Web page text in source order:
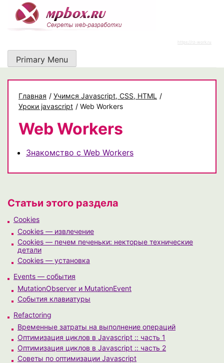
content
https://rz-work.ru
Primary Menu
Главная / Учимся Javascript, CSS, HTML
/
Уроки javascript / Web Workers
Web Workers
Знакомство с Web Workers
Статьи этого раздела
Cookies
Cookies — извлечение
Cookies — печем печеньки: некторые технические
детали
Cookies — установка
Events — события
MutationObserver и MutationEvent
События клавиатуры
Refactoring
Временные затраты на выполнение операций
Оптимизация циклов в Javascript :: часть 1
Оптимизация циклов в Javascript :: часть 2
Советы по оптимизации Javascript